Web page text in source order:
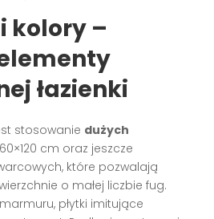
kolory –
łazienki
stosowanie dużych
cm oraz jeszcze
które pozwalają
o małej liczbie fug.
płytki imitujące